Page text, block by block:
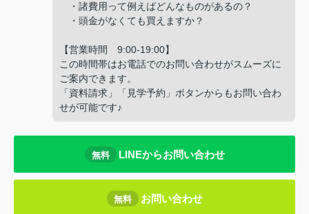
・諸費用って例えばどんなものがあるの？
・頭金がなくても買えますか？
【営業時間 9:00-19:00】
この時間帯はお電話でのお問い合わせがスムーズに
ご案内できます。
「資料請求」「見学予約」ボタンからもお問い合わ
せが可能です♪
無料 LINEからお問い合わせ
無料 お問い合わせ